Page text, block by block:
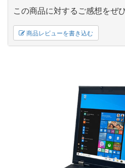
この商品に対するご感想をぜ
商品レビューを書き込む